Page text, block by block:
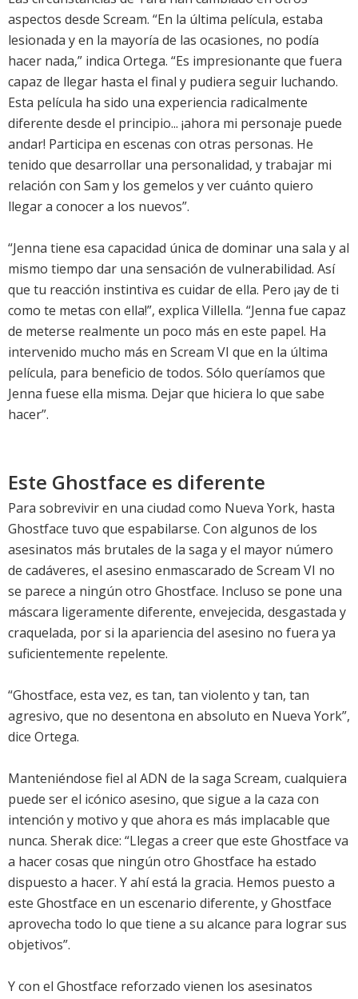
aspectos desde Scream. “En la última película, estaba
lesionada y en la mayoría de las ocasiones, no podía
hacer nada,” indica Ortega. “Es impresionante que fuera
capaz de llegar hasta el final y pudiera seguir luchando.
Esta película ha sido una experiencia radicalmente
diferente desde el principio... ¡ahora mi personaje puede
andar! Participa en escenas con otras personas. He
tenido que desarrollar una personalidad, y trabajar mi
relación con Sam y los gemelos y ver cuánto quiero
llegar a conocer a los nuevos”.
“Jenna tiene esa capacidad única de dominar una sala y al
mismo tiempo dar una sensación de vulnerabilidad. Así
que tu reacción instintiva es cuidar de ella. Pero ¡ay de ti
como te metas con ella!”, explica Villella. “Jenna fue capaz
de meterse realmente un poco más en este papel. Ha
intervenido mucho más en Scream VI que en la última
película, para beneficio de todos. Sólo queríamos que
Jenna fuese ella misma. Dejar que hiciera lo que sabe
hacer”.
Este Ghostface es diferente
Para sobrevivir en una ciudad como Nueva York, hasta
Ghostface tuvo que espabilarse. Con algunos de los
asesinatos más brutales de la saga y el mayor número
de cadáveres, el asesino enmascarado de Scream VI no
se parece a ningún otro Ghostface. Incluso se pone una
máscara ligeramente diferente, envejecida, desgastada y
craquelada, por si la apariencia del asesino no fuera ya
suficientemente repelente.
“Ghostface, esta vez, es tan, tan violento y tan, tan
agresivo, que no desentona en absoluto en Nueva York”,
dice Ortega.
Manteniéndose fiel al ADN de la saga Scream, cualquiera
puede ser el icónico asesino, que sigue a la caza con
intención y motivo y que ahora es más implacable que
nunca. Sherak dice: “Llegas a creer que este Ghostface va
a hacer cosas que ningún otro Ghostface ha estado
dispuesto a hacer. Y ahí está la gracia. Hemos puesto a
este Ghostface en un escenario diferente, y Ghostface
aprovecha todo lo que tiene a su alcance para lograr sus
objetivos”.
Y con el Ghostface reforzado vienen los asesinatos